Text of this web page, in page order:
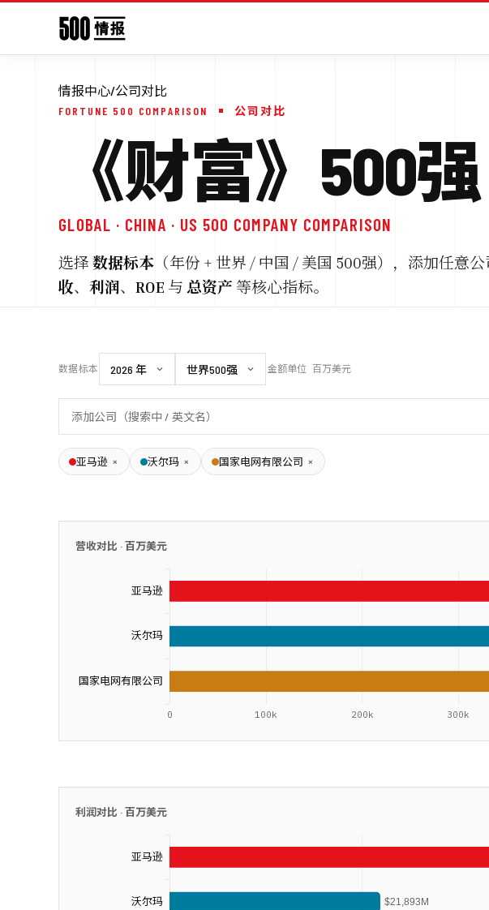
情报中心/公司对比
FORTUNE 500 COMPARISON 公司对比
《财富》500
GLOBAL · CHINA · US 500 COMPANY COMPARISON
选择 数据标本 （年份 + 世界 / 中国 / 美国 500强），添加任意
收、 利润、 ROE 与 总资产 等核心指标。
数据标本 金额单位 百万美元
亚马逊 × 沃尔玛 × 国家电网有限公司 ×
营收对比 ·百万美元
利润对比 ·百万美元